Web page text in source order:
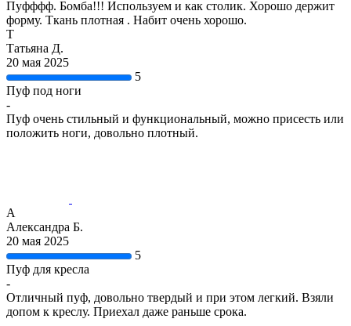
Пуфффф. Бомба!!! Используем и как столик. Хорошо держит
форму. Ткань плотная . Набит очень хорошо.
Т
Татьяна Д.
20 мая 2025
5
Пуф под ноги
-
Пуф очень стильный и функциональный, можно присесть или
положить ноги, довольно плотный.
А
Александра Б.
20 мая 2025
5
Пуф для кресла
-
Отличный пуф, довольно твердый и при этом легкий. Взяли
допом к креслу. Приехал даже раньше срока.